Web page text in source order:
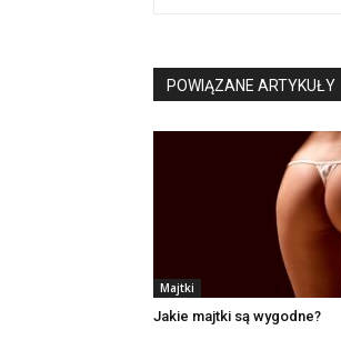
POWIĄZANE ARTYKUŁY
Majtki
Jakie majtki są wygodne?